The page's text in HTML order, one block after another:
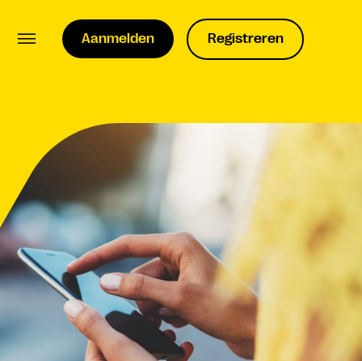
Aanmelden Registreren